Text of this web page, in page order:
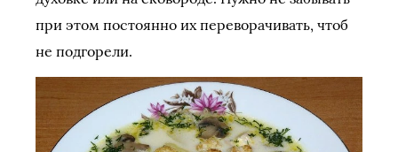
при этом постоянно их переворачивать, чтоб
не подгорели.